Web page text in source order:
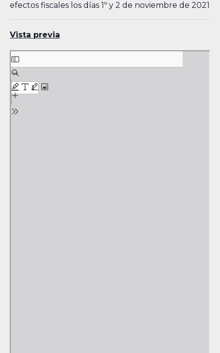
efectos fiscales los días 1º y 2 de noviembre de 2021
Vista previa
Skip
to
PDF
content